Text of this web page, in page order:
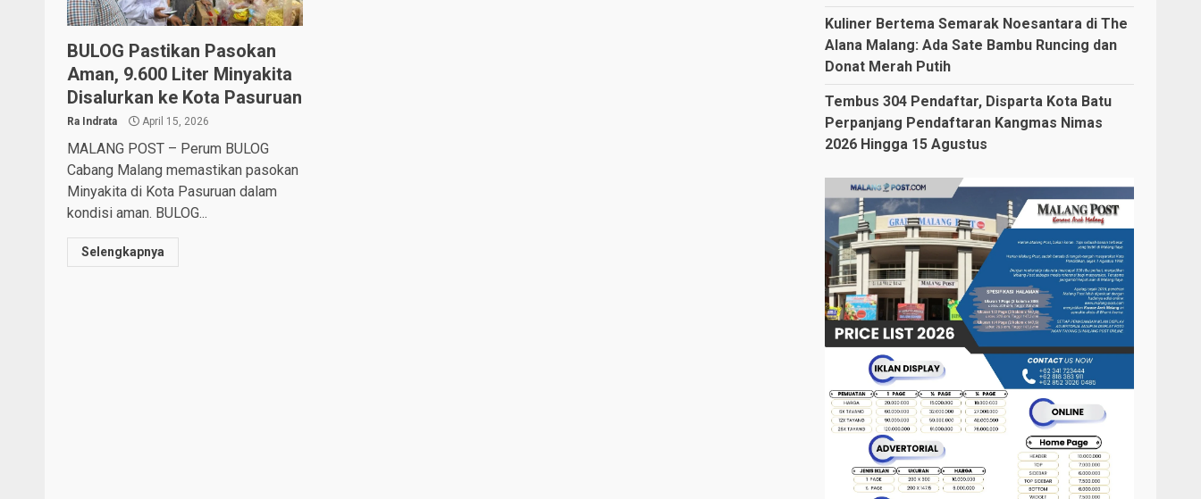
BULOG Pastikan Pasokan
Aman, 9.600 Liter Minyakita
Disalurkan ke Kota Pasuruan
Ra Indrata April 15, 2026
MALANG POST – Perum BULOG
Cabang Malang memastikan pasokan
Minyakita di Kota Pasuruan dalam
kondisi aman. BULOG...
Selengkapnya
Kuliner Bertema Semarak Noesantara di The
Alana Malang: Ada Sate Bambu Runcing dan
Donat Merah Putih
Tembus 304 Pendaftar, Disparta Kota Batu
Perpanjang Pendaftaran Kangmas Nimas
2026 Hingga 15 Agustus